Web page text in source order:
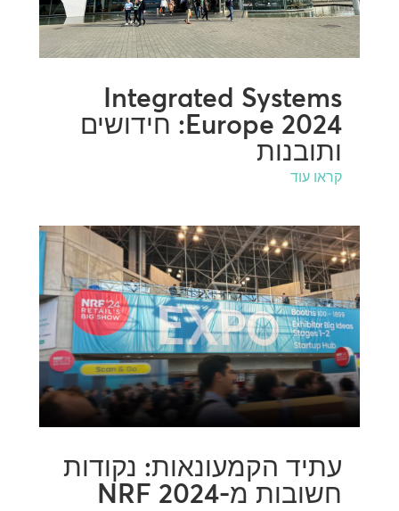
Integrated Systems
Europe 2024: חידושים
ותובנות
קראו עוד
עתיד הקמעונאות: נקודות
חשובות מ-NRF 2024